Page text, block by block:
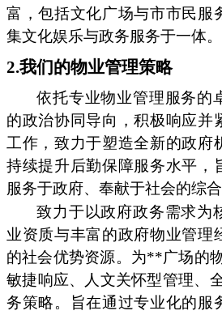
富，包括文化广场与市市民服
集文化娱乐与政务服务于一体。
2.我们的物业管理策略
依托专业物业管理服务的
的政治协同导向，积极响应并
工作，致力于塑造全新的政府
持续提升后勤保障服务水平，
服务于政府、奉献于社会的综合
致力于以政府政务需求为
业资质与丰富的政府物业管理
的社会优势资源。为**广场的
敏捷响应、人文关怀型管理、
务策略。旨在通过专业化的服